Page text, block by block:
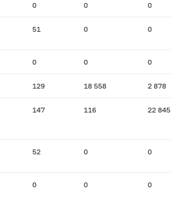
0 0 0
51 0 0
0 0 0
129 18 558 2 878
147 116 22 845
52 0 0
0 0 0